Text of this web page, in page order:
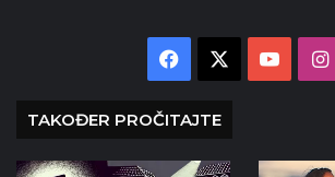
Facebook
TAKOĐER PROČITAJTE